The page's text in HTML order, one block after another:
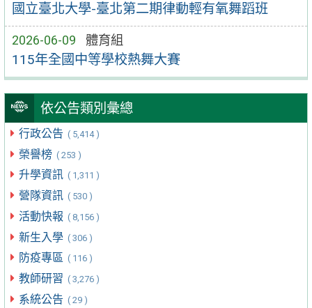
國立臺北大學-臺北第二期律動輕有氧舞蹈班
2026-06-09 體育組
115年全國中等學校熱舞大賽
依公告類別彙總
行政公告 ( 5,414 )
榮譽榜 ( 253 )
升學資訊 ( 1,311 )
營隊資訊 ( 530 )
活動快報 ( 8,156 )
新生入學 ( 306 )
防疫專區 ( 116 )
教師研習 ( 3,276 )
系統公告 ( 29 )